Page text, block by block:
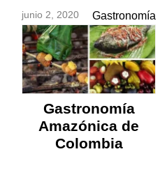
junio 2, 2020 Gastronomía
Gastronomía
Amazónica de
Colombia